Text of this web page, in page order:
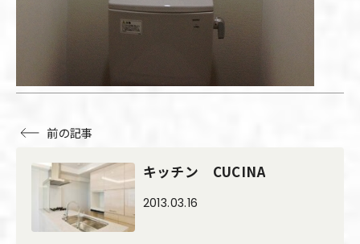
前の記事
キッチン CUCINA
2013.03.16